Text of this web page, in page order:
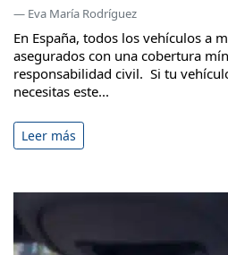
— Eva María Rodríguez
En España, todos los vehículos a
asegurados con una cobertura
responsabilidad civil. Si tu
necesitas este...
Leer más